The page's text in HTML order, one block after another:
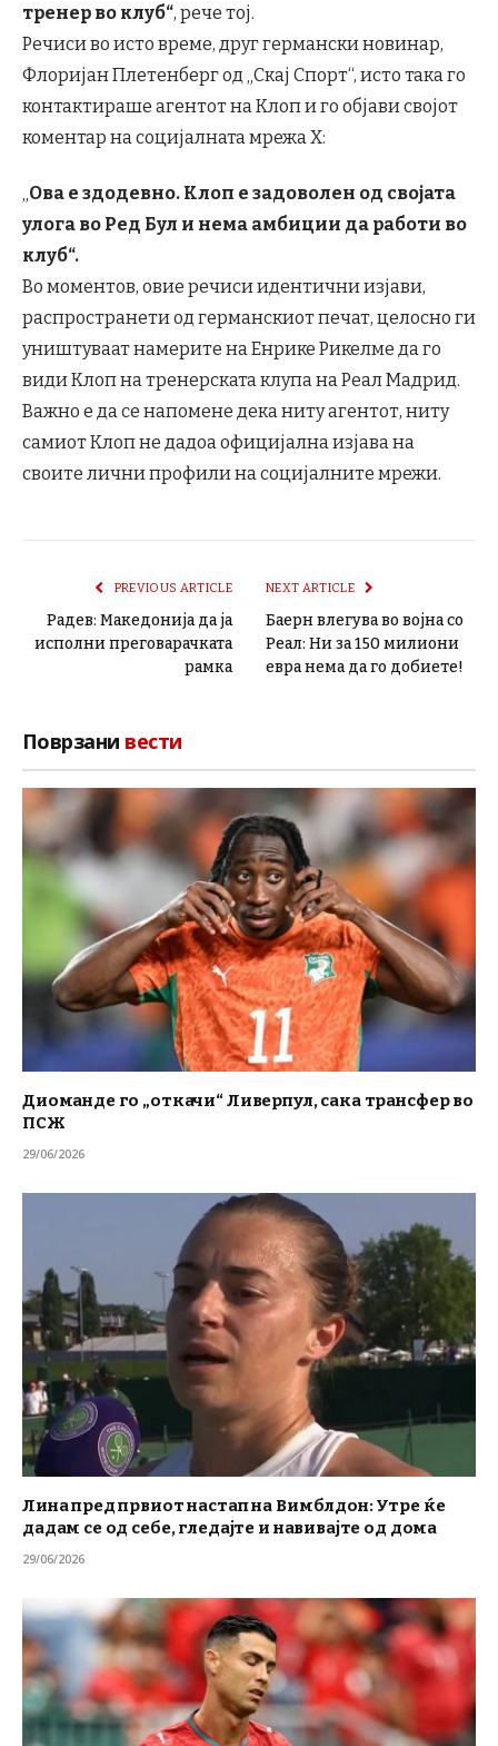
тренер во клуб“, рече тој.
Речиси во исто време, друг германски новинар,
Флоријан Плетенберг од „Скај Спорт“, исто така го
контактираше агентот на Клоп и го објави својот
коментар на социјалната мрежа X:
„Ова е здодевно. Клоп е задоволен од својата
улога во Ред Бул и нема амбиции да работи во
клуб“.
Во моментов, овие речиси идентични изјави,
распространети од германскиот печат, целосно ги
уништуваат намерите на Енрике Рикелме да го
види Клоп на тренерската клупа на Реал Мадрид.
Важно е да се напомене дека ниту агентот, ниту
самиот Клоп не дадоа официјална изјава на
своите лични профили на социјалните мрежи.
PREVIOUS ARTICLE
Радев: Македонија да ја
исполни преговарачката
рамка
NEXT ARTICLE
Баерн влегува во војна со
Реал: Ни за 150 милиони
евра нема да го добиете!
Поврзани вести
Диоманде го „откачи“ Ливерпул, сака трансфер во
ПСЖ
29/06/2026
Лина пред првиот настап на Вимблдон: Утре ќе
дадам се од себе, гледајте и навивајте од дома
29/06/2026